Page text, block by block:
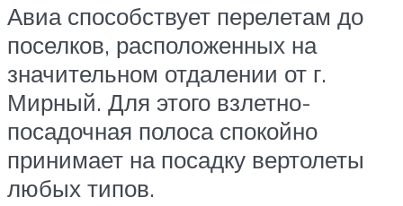
Авиа способствует перелетам до
поселков, расположенных на
значительном отдалении от г.
Мирный. Для этого взлетно-
посадочная полоса спокойно
принимает на посадку вертолеты
любых типов.